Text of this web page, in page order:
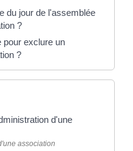
du jour de l'assemblée
?
pour exclure un
?
d'une
association